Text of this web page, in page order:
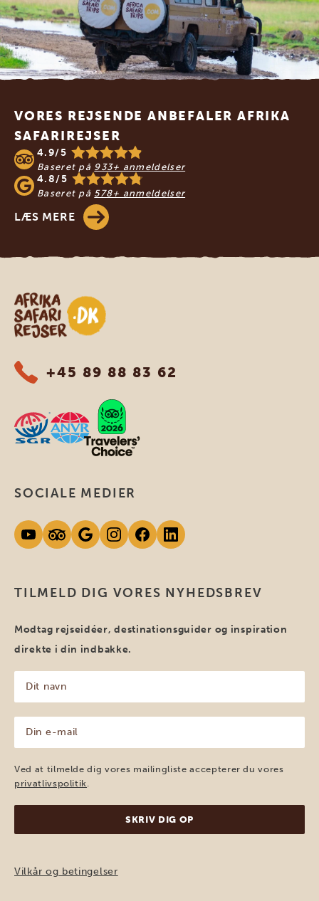
VORES REJSENDE ANBEFALER AFRIKA
SAFARIREJSER
4.9/5
Baseret på 933+ anmeldelser
4.8/5
Baseret på 578+ anmeldelser
LÆS MERE
Safari-rejser i Afrika
+45 89 88 83 62
TILMELD DIG VORES NYHEDSBREV
Modtag rejseidéer, destinationsguider og inspiration
direkte i din indbakke.
navn
(Påkrævet)
mail
(Påkrævet)
Ved at tilmelde dig vores mailingliste accepterer du vores
privatlivspolitik.
SOCIALE MEDIER
Vilkår og betingelser